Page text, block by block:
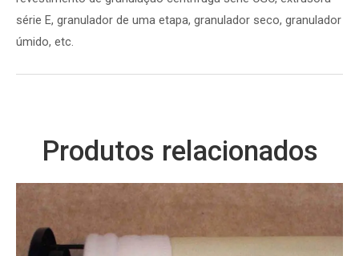
série E, granulador de uma etapa, granulador seco, granulador
úmido, etc.
Produtos relacionados